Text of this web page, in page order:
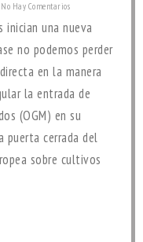
No Hay Comentarios
una nueva
no podemos perder
en la manera
la entrada de
(OGM) en su
puerta cerrada del
sobre cultivos